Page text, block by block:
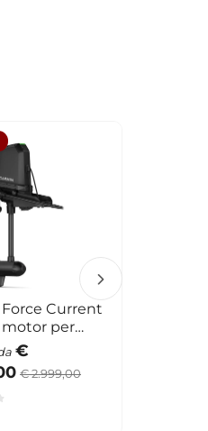
Current
per
€
€ 2.999,00